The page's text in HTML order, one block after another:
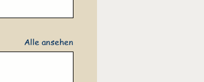
Alle ansehen